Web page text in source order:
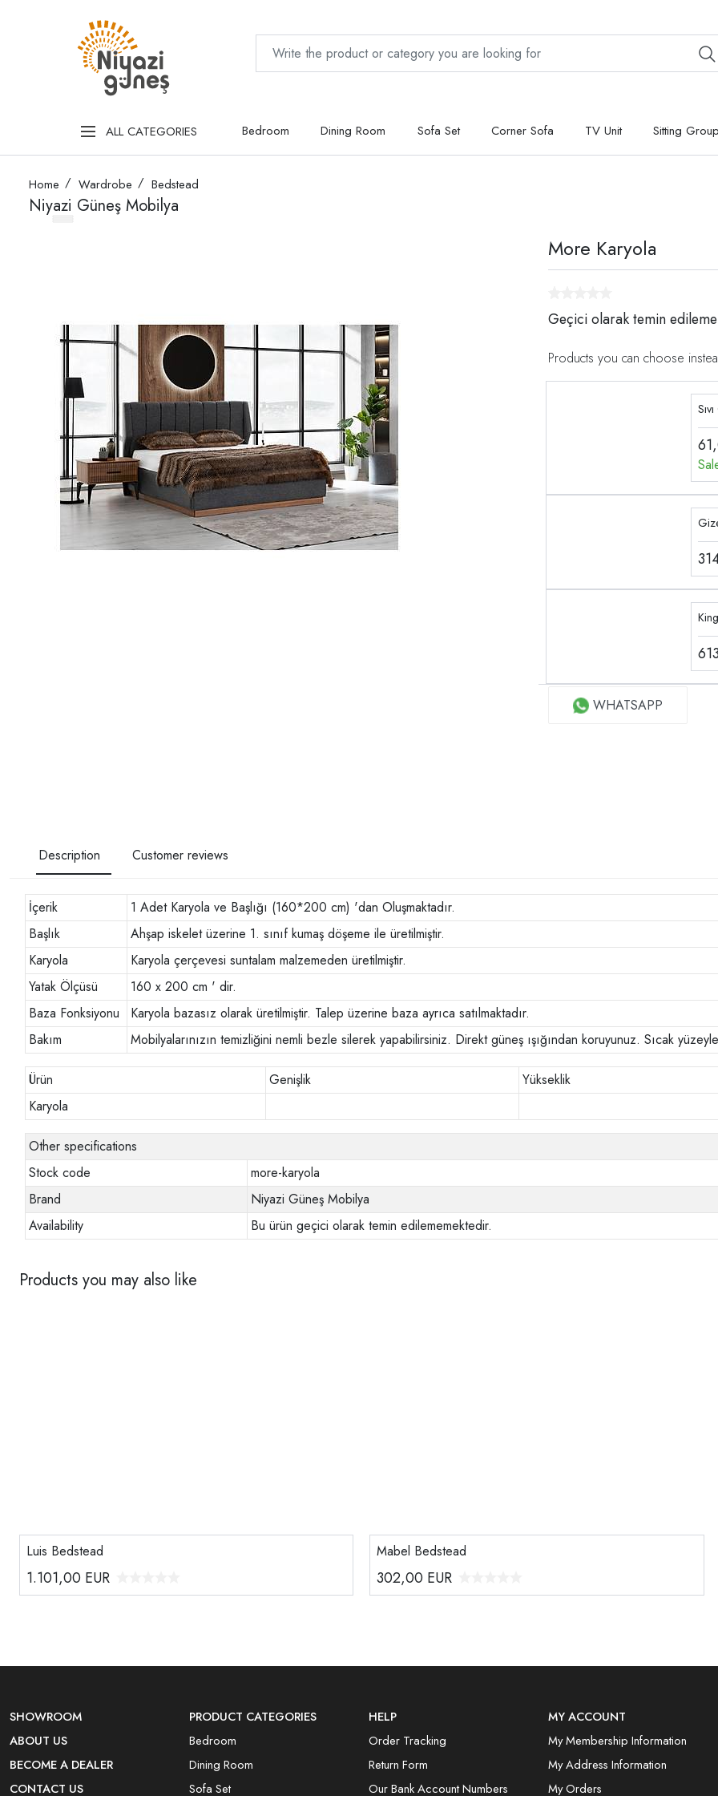
ALL CATEGORIES Bedroom Dining Room Sofa Set Corner Sofa TV Unit Sitting Group
Home Wardrobe Bedstead
Niyazi Güneş Mobilya
More Karyola
Geçici olarak temin
Products you can choose
WHATSAPP
Description Customer reviews
İçerik
1 Adet Karyola ve Başlığı (160*200 cm) 'dan Oluşmaktadır.
Başlık
Ahşap iskelet üzerine 1. sınıf kumaş döşeme ile üretilmiştir.
Karyola
Karyola çerçevesi suntalam malzemeden üretilmiştir.
Yatak Ölçüsü
160 x 200 cm ' dir.
Baza Fonksiyonu
Karyola bazasız olarak üretilmiştir. Talep üzerine baza ayrıca satılmaktadır.
Bakım
Mobilyalarınızın temizliğini nemli bezle silerek yapabilirsiniz. Direkt güneş ışığından koruyunuz. Sıcak
Ürün Genişlik Yükseklik
Karyola
Other specifications
Stock code
more-karyola
Brand
Niyazi Güneş Mobilya
Availability
Bu ürün geçici olarak temin edilememektedir.
Products you may also like
Luis Bedstead
1.101,00 EUR
Mabel Bedstead
302,00 EUR
SHOWROOM
ABOUT US
BECOME A DEALER
CONTACT US
PRODUCT CATEGORIES
Bedroom
Dining Room
Sofa Set
HELP
Order Tracking
Return Form
Our Bank Account Numbers
MY ACCOUNT
My Membership Information
My Address Information
My Orders